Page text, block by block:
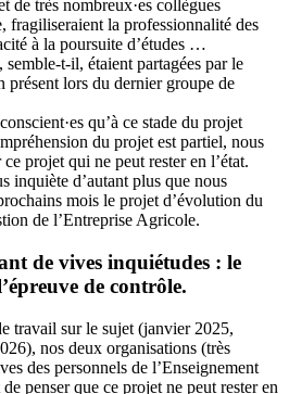
de très nombreux·es collègues
fragiliseraient la professionnalité des
à la poursuite d’études …
t-il, étaient partagées par le
présent lors du dernier groupe de
qu’à ce stade du projet
du projet est partiel, nous
projet qui ne peut rester en l’état.
inquiète d’autant plus que nous
mois le projet d’évolution du
de l’Entreprise Agricole.
de vives inquiétudes : le
de contrôle.
travail sur le sujet (janvier 2025,
nos deux organisations (très
des personnels de l’Enseignement
penser que ce projet ne peut rester en